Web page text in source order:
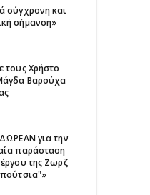
σύγχρονη και
σήμανση»
τους Χρήστο
Βαρούχα
για την
παράσταση
της Ζωρζ